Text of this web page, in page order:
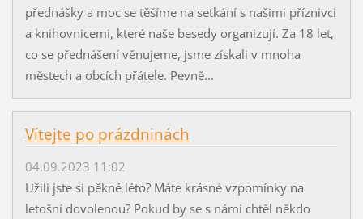
přednášky a moc se těšíme na setkání s našimi příznivci
a knihovnicemi, které naše besedy organizují. Za 18 let,
co se přednášení věnujeme, jsme získali v mnoha
městech a obcích přátele. Pevně...
Vítejte po prázdninách
04.09.2023 11:02
Užili jste si pěkné léto? Máte krásné vzpomínky na
letošní dovolenou? Pokud by se s námi chtěl někdo